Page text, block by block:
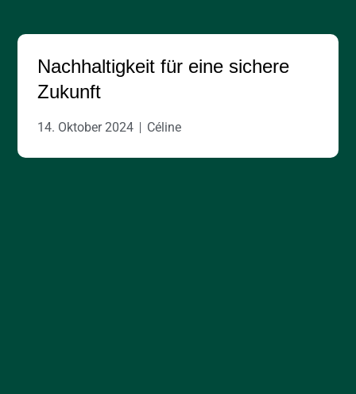
Nachhaltigkeit für eine sichere
Zukunft
14. Oktober 2024 Céline